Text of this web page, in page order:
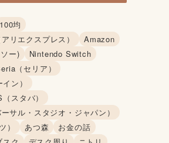
100均
リエクスプレス）
Amazon
ー)
Nintendo Switch
（セリア）
ン）
スタバ）
サル・スタジオ・ジャパン）
）
あつ森
お金の話